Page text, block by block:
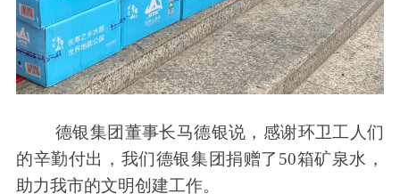
德银集团董事长马德银说，感谢环卫工人们
的辛勤付出，我们德银集团捐赠了50箱矿泉水，
助力我市的文明创建工作。